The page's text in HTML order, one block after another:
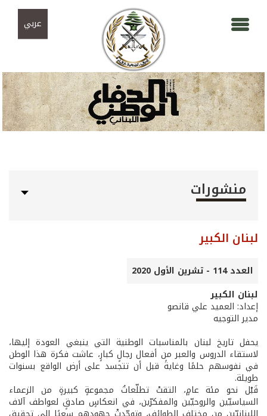
عربي
منشورات
لبنان الكبير
العدد 114 - تشرين الأول 2020
لبنان الكبير
إعداد: العميد علي قانصو
مدير التوجيه
يحفل تاريخ لبنان بالمناسبات الوطنية التي ينبغي العودة إليها،
لاستقاء الدروس والعبر من أفعال رجالٍ كبارٍ، عاشت فكرة هذا الوطن
في نفوسهم حلمًا وغايةً قبل أن تتجسد على أرض الواقع بسنوات
طويلة.
قَبْل نحو مئة عامٍ، التقتْ تطلّعاتُ مجموعةٍ كبيرةٍ من الزعماء
السياسيّين والروحيّين والمفكرّين، في انعكاسٍ صادقٍ لعواطف آلاف